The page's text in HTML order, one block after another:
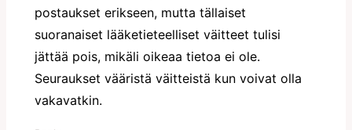
postaukset erikseen, mutta tällaiset
suoranaiset lääketieteelliset väitteet tulisi
jättää pois, mikäli oikeaa tietoa ei ole.
Seuraukset vääristä väitteistä kun voivat olla
vakavatkin.